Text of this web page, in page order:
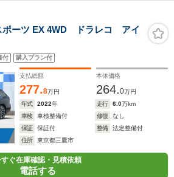
ポーツ EX 4WD ドラレコ アイ
付 購入プラン付
支払総額
277.8万円
本体価格
264.0万円
年式
2022年 走行 6.0万km
車検
車検整備付 修復
なし
保証
保証付 整備
法定整備付
住所
東京都三鷹市
ぐ在庫確認・見積依頼
電話する